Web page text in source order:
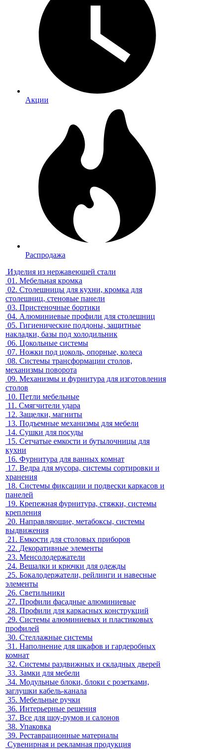
Акции
Распродажа
Изделия из нержавеющей стали
01. Мебельная кромка
02. Столешницы для кухни, кромка для
столешниц, стеновые панели
03. Пристеночные бортики
04. Алюминиевые профили для столешниц
05. Гигиенические поддоны, защитные
накладки, базы под холодильник
06. Цокольные системы
07. Ножки под цоколь, опорные, колеса
08. Системы трансформации столов,
механизмы поворота
09. Механизмы и фурнитура для изготовления
столов
10. Петли мебельные
11. Смягчители удара
12. Защелки, магниты
13. Подъемные механизмы для мебели
14. Сушки для посуды
15. Сетчатые емкости и бутылочницы для
кухни
16. Фурнитура для ванных комнат
17. Ведра для мусора, системы сортировки и
хранения
18. Системы фиксации и подвески каркасов и
панелей
19. Крепежная фурнитура, стяжки, системы
крепления
20. Направляющие, метабоксы, системы
выдвижения
21. Емкости для столовых приборов
22. Декоративные элементы
23. Менсолодержатели
24. Вешалки и крючки для одежды
25. Бокалодержатели, рейлинги и навесные
элементы
26. Светильники
27. Профили фасадные алюминиевые
28. Профили для каркасных конструкций
29. Системы алюминиевых и пластиковых
профилей
30. Стеллажные системы
31. Наполнение для шкафов и гардеробных
комнат
32. Системы раздвижных и складных дверей
33. Замки для мебели
34. Модульные блоки, блоки с розетками,
заглушки кабель-канала
35. Мебельные ручки
36. Интерьерные решения
37. Все для шоу-румов и салонов
38. Упаковка
39. Реставрационные материалы
Сувенирная и рекламная продукция